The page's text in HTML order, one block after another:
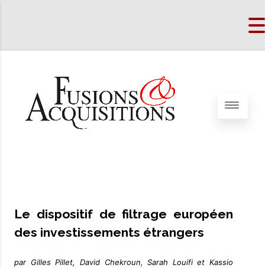
Le dispositif de filtrage européen
des investissements étrangers
par Gilles Pillet, David Chekroun, Sarah Louifi et Kassio